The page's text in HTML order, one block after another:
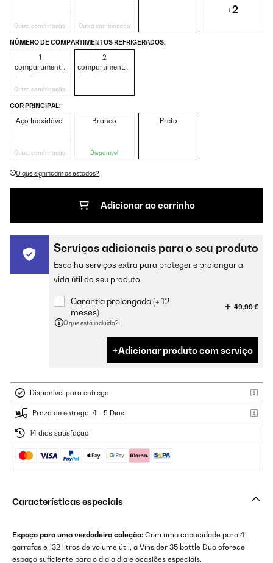
Outra combinação Outra combinação
+2
NÚMERO DE COMPARTIMENTOS REFRIGERADOS:
1
compartimento
de refrigeração
Outra combinação
2
compartimentos
de refrigeração
COR PRINCIPAL:
Aço Inoxidável
Outra combinação
Branco
Disponível
Preto
O que significam os estados?
Adicionar ao carrinho
Serviços adicionais para o seu produto
Escolha serviços extra para proteger e prolongar a
vida útil do seu produto.
Garantia prolongada (+ 12
meses)
49,99 €
O que está incluído?
Adicionar produto com serviço
Disponível para entrega
Prazo de entrega: 4 - 5 Dias
14 dias satisfação
Características especiais
Espaço para uma verdadeira coleção: Com uma capacidade para 41
garrafas e 132 litros de volume útil, a Vinsider 35 bottle Duo oferece
espaço suficiente para o dia a dia e ocasiões especiais.